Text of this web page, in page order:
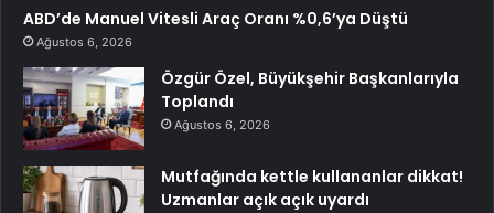
ABD’de Manuel Vitesli Araç Oranı %0,6’ya Düştü
Ağustos 6, 2026
Özgür Özel, Büyükşehir Başkanlarıyla
Toplandı
Ağustos 6, 2026
Mutfağında kettle kullananlar dikkat!
Uzmanlar açık açık uyardı